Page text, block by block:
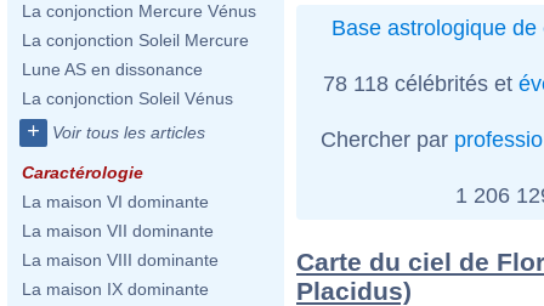
La conjonction Mercure Vénus
La conjonction Soleil Mercure
Lune AS en dissonance
La conjonction Soleil Vénus
+ Voir tous les articles
Caractérologie
La maison VI dominante
La maison VII dominante
La maison VIII dominante
La maison IX dominante
Base astrologique de
78 118 célébrités et
Chercher par
1 206
Carte du ciel de
Placidus)